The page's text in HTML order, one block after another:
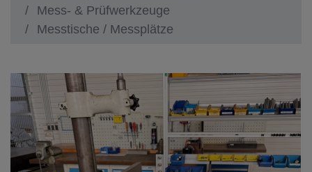
Mess- & Prüfwerkzeuge
Messtische / Messplätze